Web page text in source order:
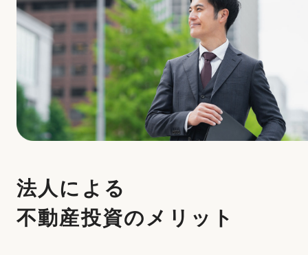
法⼈による
不動産投資のメリット